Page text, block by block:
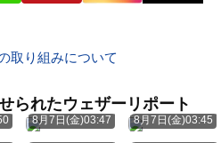
取り組みについて
られたウェザーリポート
8月7日(金)03:47 8月7日(金)03:45